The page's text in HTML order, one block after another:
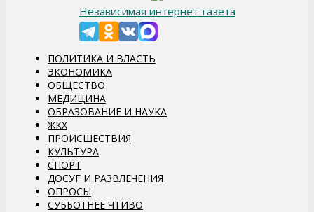
Независимая интернет-газета
ПОЛИТИКА И ВЛАСТЬ
ЭКОНОМИКА
ОБЩЕСТВО
МЕДИЦИНА
ОБРАЗОВАНИЕ И НАУКА
ЖКХ
ПРОИСШЕСТВИЯ
КУЛЬТУРА
СПОРТ
ДОСУГ И РАЗВЛЕЧЕНИЯ
ОПРОСЫ
СУББОТНЕЕ ЧТИВО